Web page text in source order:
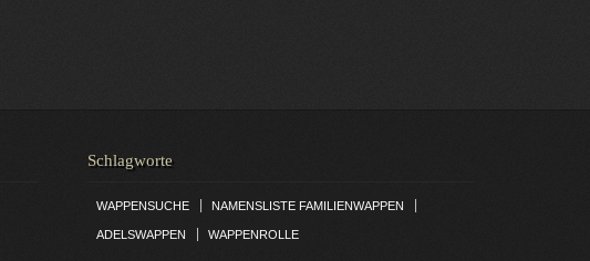
Schlagworte
WAPPENSUCHE NAMENSLISTE FAMILIENWAPPEN
ADELSWAPPEN WAPPENROLLE